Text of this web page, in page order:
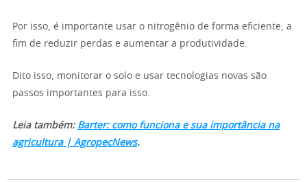
Por isso, é importante usar o nitrogênio de forma eficiente, a
fim de reduzir perdas e aumentar a produtividade.
Dito isso, monitorar o solo e usar tecnologias novas são
passos importantes para isso.
Leia também: Barter: como funciona e sua importância na
agricultura | AgropecNews.